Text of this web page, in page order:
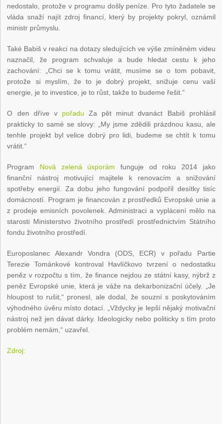
nedostalo, protože v programu došly peníze. Pro tyto žadatele se
vláda snaží najít zdroj financí, který by projekty pokryl, oznámil
ministr průmyslu.
Také Babiš v reakci na dotazy sledujících ve výše zmíněném videu
naznačil, že program schvaluje a bude hledat cestu k jeho
zachování: „Chci se k tomu vrátit, musíme se o tom pobavit,
protože si myslím, že to je dobrý projekt, snižuje cenu vaší
energie, je to investice, je to růst, takže to budeme řešit.“
O den dříve v pořadu Za pět minut dvanáct Babiš prohlásil
prakticky to samé se slovy: „My jsme zdědili prázdnou kasu, ale
tenhle projekt byl velice dobrý pro lidi, budeme se chtít k tomu
vrátit.“
Program Nová zelená úsporám funguje od roku 2014 jako
finanční nástroj motivující majitele k renovacím a snižování
spotřeby energií. Za dobu jeho fungování podpořil desítky tisíc
domácností. Program je financován z prostředků Evropské unie a
z prodeje emisních povolenek. Administraci a vyplácení mělo na
starosti Ministerstvo životního prostředí prostřednictvím Státního
fondu životního prostředí.
Europoslanec Alexandr Vondra (ODS, ECR) v pořadu Partie
Terezie Tománkové kontroval Havlíčkovo tvrzení o nedostatku
peněz v rozpočtu s tím, že finance nejdou ze státní kasy, nýbrž z
peněz Evropské unie, která je váže na dekarbonizační účely. „Je
hloupost to rušit,“ pronesl, ale dodal, že souzní s poskytováním
výhodného úvěru místo dotací. „Vždycky je lepší nějaký motivační
nástroj než jen dávat dárky. Ideologicky nebo politicky s tím proto
problém nemám,“ uzavřel.
Zdroj: